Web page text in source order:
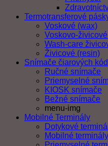
Termotransferové
Voskové (wax)
Voskovo-
Wash-care
Živicové (resin)
Snímače čiarových
Ručné snímače
Priemyselné
KIOSK snímače
Bežné snímače
menu-img
Mobilné Terminály
Dotykové
Mobilné